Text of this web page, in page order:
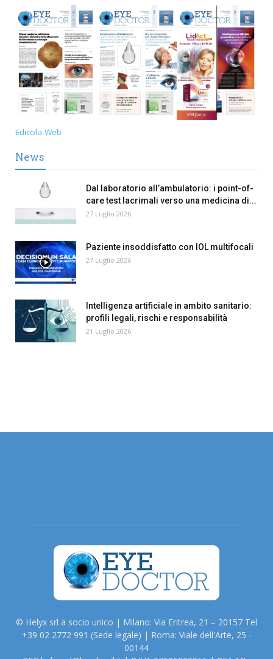
Edicola Web
News
Dal laboratorio all’ambulatorio: i point-of-
care test lacrimali verso una medicina di...
27 Luglio 2026
Paziente insoddisfatto con IOL multifocali
27 Luglio 2026
Intelligenza artificiale in ambito sanitario:
profili legali, rischi e responsabilità
21 Luglio 2026
© Helyx srl a socio unico | Milano: Via Eritrea, 21 – 20157 Tel
+39 02 2772 991 (Sede legale) | Roma: Viale dell'Arte, 25 -
00144